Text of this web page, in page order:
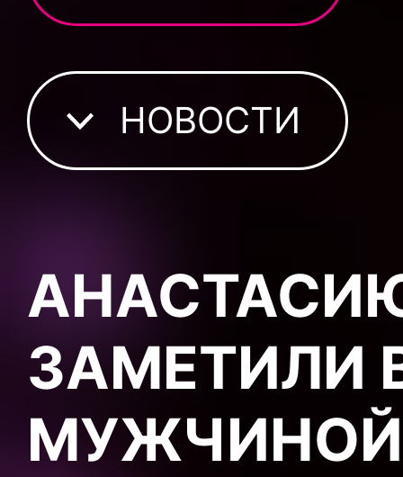
НОВОСТИ
ЗАМЕТИЛИ
МУЖЧИНОЙ